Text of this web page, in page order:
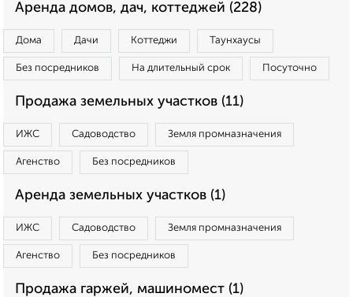
Аренда домов, дач, коттеджей (228)
Дома Дачи Коттеджи Таунхаусы
Без посредников На длительный срок Посуточно
Продажа земельных участков (11)
ИЖС Садоводство Земля промназначения
Агенство Без посредников
Аренда земельных участков (1)
ИЖС Садоводство Земля промназначения
Агенство Без посредников
Продажа гаржей, машиномест (1)